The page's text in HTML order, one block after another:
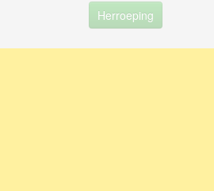
Herroeping